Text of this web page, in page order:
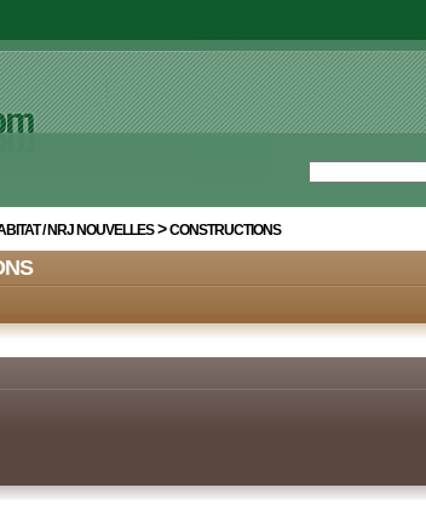
/ NRJ NOUVELLES>CONSTRUCTIONS